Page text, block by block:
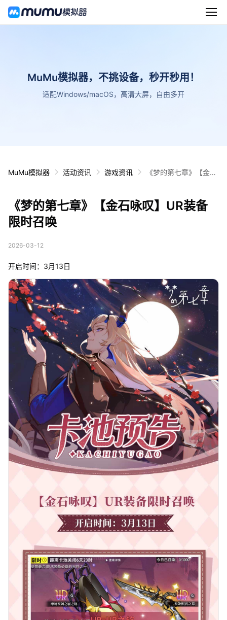
MuMu模拟器，不挑设备，秒开秒用！
适配Windows/macOS，高清大屏，自由多开
MuMu模拟器 活动资讯 游戏资讯
《梦的第七章》【金石
《梦的第七章》【金石咏叹】UR装备
限时召唤
2026-03-12
开启时间：3月13日